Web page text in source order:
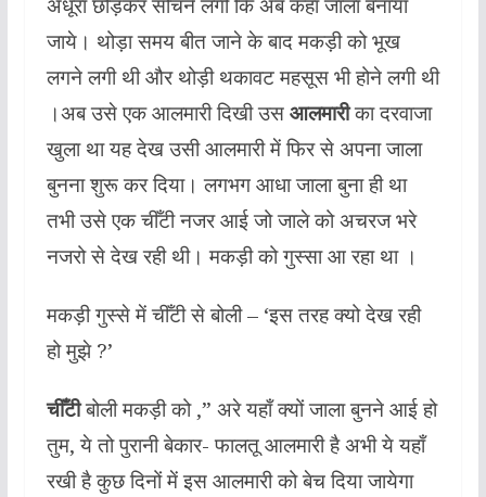
जाये। थोड़ा समय बीत जाने के बाद मकड़ी को भूख
लगने लगी थी और थोड़ी थकावट महसूस भी होने लगी थी
।अब उसे एक आलमारी दिखी उस आलमारीका दरवाजा
खुला था यह देख उसी आलमारी में फिर से अपना जाला
बुनना शुरू कर दिया। लगभग आधा जाला बुना ही था
तभी उसे एक चीँटी नजर आई जो जाले को अचरज भरे
नजरो से देख रही थी। मकड़ी को गुस्सा आ रहा था ।
मकड़ी गुस्से में चीँटी से बोली – ‘इस तरह क्यो देख रही
हो मुझे ?’
चीँटीबोली मकड़ी को ,” अरे यहाँ क्यों जाला बुनने आई हो
तुम, ये तो पुरानी बेकार- फालतू आलमारी है अभी ये यहाँ
रखी है कुछ दिनों में इस आलमारी को बेच दिया जायेगा